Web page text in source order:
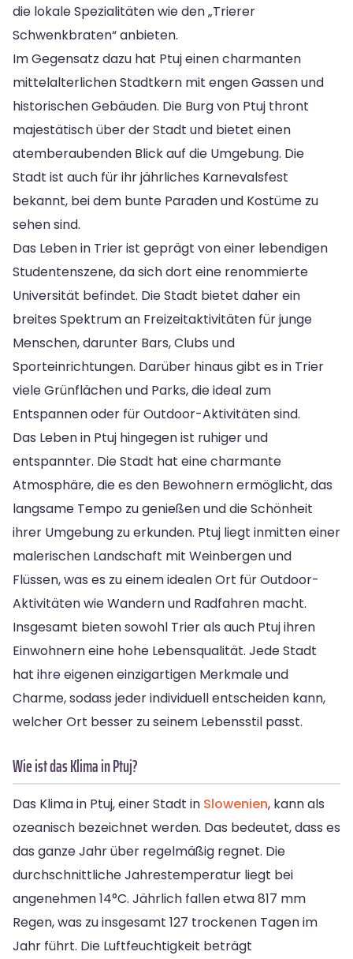
die lokale Spezialitäten wie den „Trierer
Schwenkbraten“ anbieten.
Im Gegensatz dazu hat Ptuj einen charmanten
mittelalterlichen Stadtkern mit engen Gassen und
historischen Gebäuden. Die Burg von Ptuj thront
majestätisch über der Stadt und bietet einen
atemberaubenden Blick auf die Umgebung. Die
Stadt ist auch für ihr jährliches Karnevalsfest
bekannt, bei dem bunte Paraden und Kostüme zu
sehen sind.
Das Leben in Trier ist geprägt von einer lebendigen
Studentenszene, da sich dort eine renommierte
Universität befindet. Die Stadt bietet daher ein
breites Spektrum an Freizeitaktivitäten für junge
Menschen, darunter Bars, Clubs und
Sporteinrichtungen. Darüber hinaus gibt es in Trier
viele Grünflächen und Parks, die ideal zum
Entspannen oder für Outdoor-Aktivitäten sind.
Das Leben in Ptuj hingegen ist ruhiger und
entspannter. Die Stadt hat eine charmante
Atmosphäre, die es den Bewohnern ermöglicht, das
langsame Tempo zu genießen und die Schönheit
ihrer Umgebung zu erkunden. Ptuj liegt inmitten einer
malerischen Landschaft mit Weinbergen und
Flüssen, was es zu einem idealen Ort für Outdoor-
Aktivitäten wie Wandern und Radfahren macht.
Insgesamt bieten sowohl Trier als auch Ptuj ihren
Einwohnern eine hohe Lebensqualität. Jede Stadt
hat ihre eigenen einzigartigen Merkmale und
Charme, sodass jeder individuell entscheiden kann,
welcher Ort besser zu seinem Lebensstil passt.
Wie ist das Klima in Ptuj?
Das Klima in Ptuj, einer Stadt in Slowenien, kann als
ozeanisch bezeichnet werden. Das bedeutet, dass es
das ganze Jahr über regelmäßig regnet. Die
durchschnittliche Jahrestemperatur liegt bei
angenehmen 14°C. Jährlich fallen etwa 817 mm
Regen, was zu insgesamt 127 trockenen Tagen im
Jahr führt. Die Luftfeuchtigkeit beträgt